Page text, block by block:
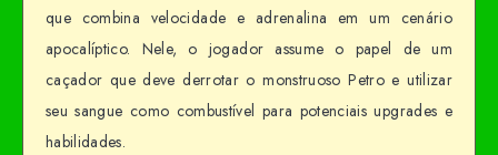
que combina velocidade e adrenalina em um cenário
apocalíptico. Nele, o jogador assume o papel de um
caçador que deve derrotar o monstruoso Petro e utilizar
seu sangue como combustível para potenciais upgrades e
habilidades.